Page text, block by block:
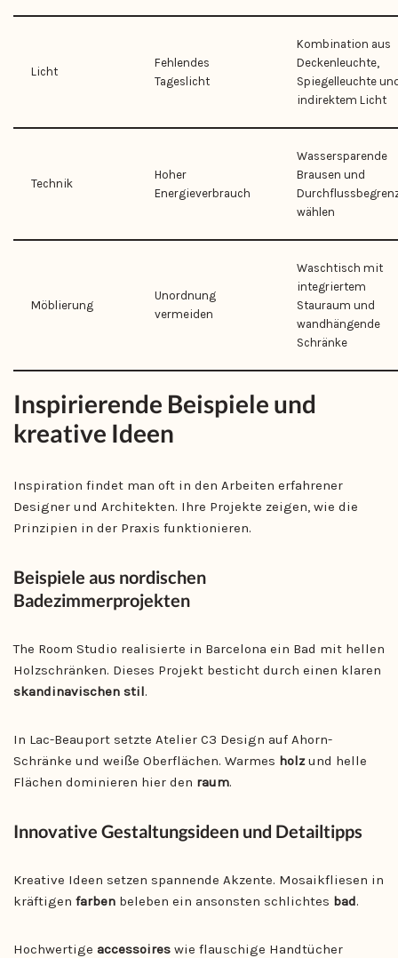
Licht
Fehlendes
Tageslicht
Kombination aus
Deckenleuchte,
Spiegelleuchte
indirektem Licht
Technik
Hoher
Energieverbrauch
Wassersparende
Brausen und
wählen
Möblierung
Unordnung
vermeiden
Waschtisch mit
integriertem
Stauraum und
wandhängende
Schränke
Inspirierende Beispiele und
kreative Ideen
Inspiration findet man oft in den Arbeiten erfahrener
Designer und Architekten. Ihre Projekte zeigen, wie die
Prinzipien in der Praxis funktionieren.
Beispiele aus nordischen
Badezimmerprojekten
The Room Studio realisierte in Barcelona ein Bad mit hellen
Holzschränken. Dieses Projekt besticht durch einen klaren
skandinavischen stil.
In Lac-Beauport setzte Atelier C3 Design auf Ahorn-
Schränke und weiße Oberflächen. Warmes holzund helle
Flächen dominieren hier den raum.
Innovative Gestaltungsideen und Detailtipps
Kreative Ideen setzen spannende Akzente. Mosaikfliesen in
kräftigen farben beleben ein ansonsten schlichtes bad.
Hochwertige accessoires wie flauschige Handtücher